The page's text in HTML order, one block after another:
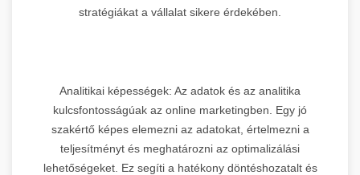
stratégiákat a vállalat sikere érdekében.
Analitikai képességek: Az adatok és az analitika
kulcsfontosságúak az online marketingben. Egy jó
szakértő képes elemezni az adatokat, értelmezni a
teljesítményt és meghatározni az optimalizálási
lehetőségeket. Ez segíti a hatékony döntéshozatalt és